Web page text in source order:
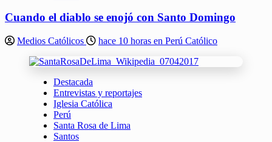
Cuando el diablo se enojó con Santo Domingo
Medios Católicos hace 10 horas en Perú Católico
Destacada
Entrevistas y reportajes
Iglesia Católica
Perú
Santa Rosa de Lima
Santos